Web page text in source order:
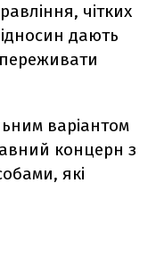
чітких
дають
варіантом
концерн з
які